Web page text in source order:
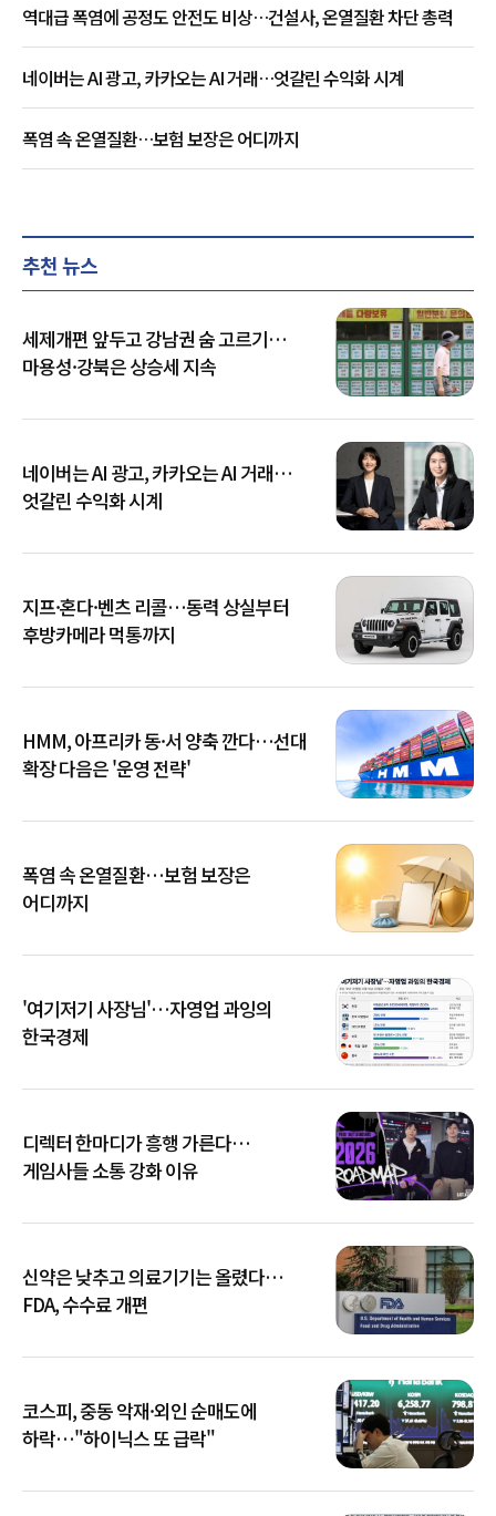
역대급 폭염에 공정도 안전도 비상…건설사, 온열질환 차단 총력
네이버는 AI 광고, 카카오는 AI 거래…엇갈린 수익화 시계
폭염 속 온열질환…보험 보장은 어디까지
추천 뉴스
세제개편 앞두고 강남권 숨 고르기…
마용성·강북은 상승세 지속
네이버는 AI 광고, 카카오는 AI 거래…
엇갈린 수익화 시계
지프·혼다·벤츠 리콜…동력 상실부터
후방카메라 먹통까지
HMM, 아프리카 동·서 양축 깐다…선대
확장 다음은 '운영 전략'
폭염 속 온열질환…보험 보장은
어디까지
'여기저기 사장님'…자영업 과잉의
한국경제
디렉터 한마디가 흥행 가른다…
게임사들 소통 강화 이유
신약은 낮추고 의료기기는 올렸다…
FDA, 수수료 개편
코스피, 중동 악재·외인 순매도에
하락…"하이닉스 또 급락"